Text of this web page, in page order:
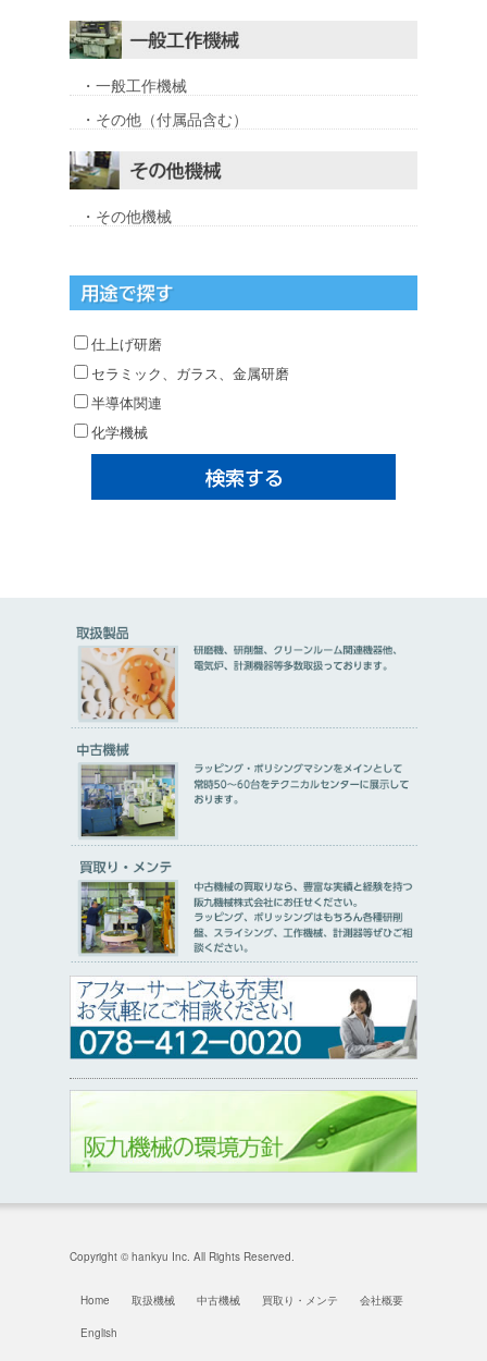
・一般工作機械
・その他（付属品含む）
・その他機械
仕上げ研磨
セラミック、ガラス、金属研磨
半導体関連
化学機械
Copyright © hankyu Inc. All Rights Reserved.
Home 取扱機械 中古機械 買取り・メンテ 会社概要
English